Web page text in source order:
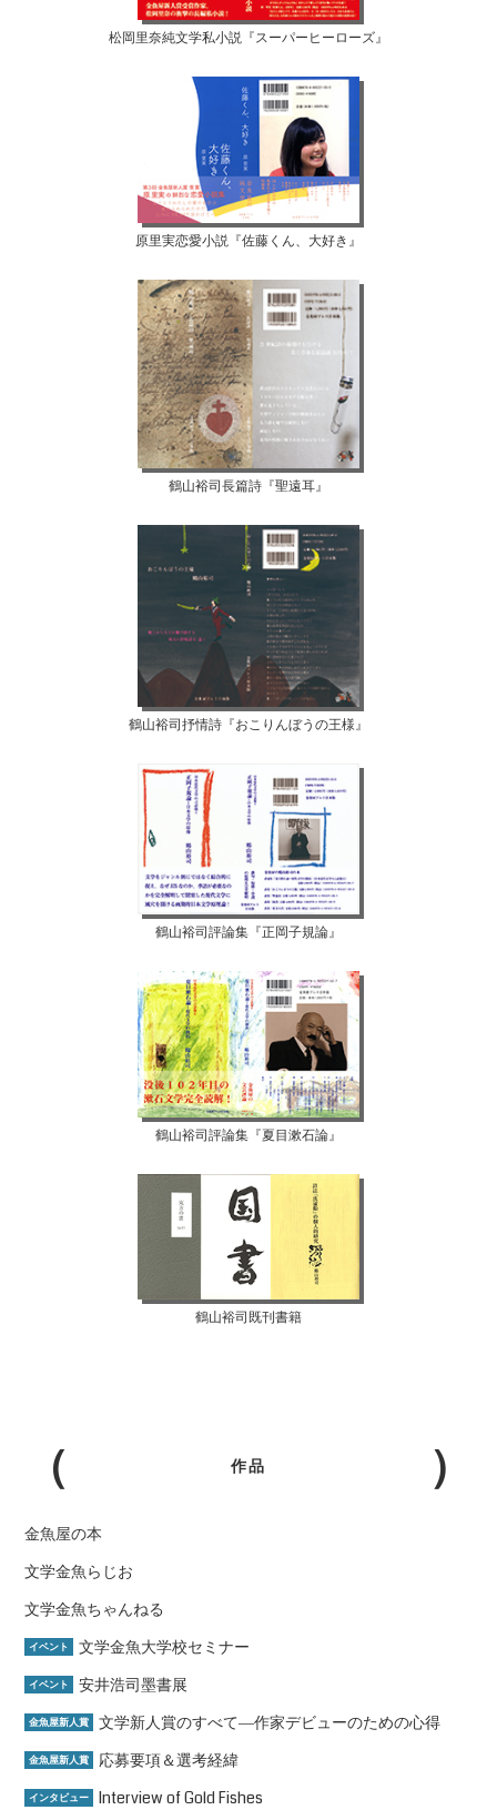
松岡里奈純文学私小説『スーパーヒーローズ』
原里実恋愛小説『佐藤くん、大好き』
鶴山裕司長篇詩『聖遠耳』
鶴山裕司抒情詩『おこりんぼうの王様』
鶴山裕司評論集『正岡子規論』
鶴山裕司評論集『夏目漱石論』
鶴山裕司既刊書籍
作品
金魚屋の本
文学金魚らじお
文学金魚ちゃんねる
イベント 文学金魚大学校セミナー
イベント 安井浩司墨書展
金魚屋新人賞 文学新人賞のすべて―作家デビューのための心得
金魚屋新人賞 応募要項＆選考経緯
インタビュー Interview of Gold Fishes